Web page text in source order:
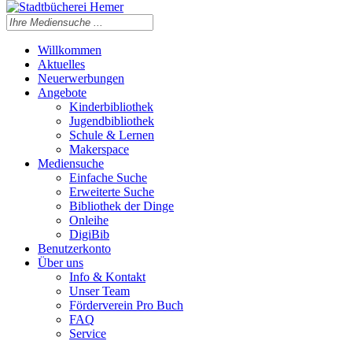
Willkommen
Aktuelles
Neuerwerbungen
Angebote
Kinderbibliothek
Jugendbibliothek
Schule & Lernen
Makerspace
Mediensuche
Einfache Suche
Erweiterte Suche
Bibliothek der Dinge
Onleihe
DigiBib
Benutzerkonto
Über uns
Info & Kontakt
Unser Team
Förderverein Pro Buch
FAQ
Service